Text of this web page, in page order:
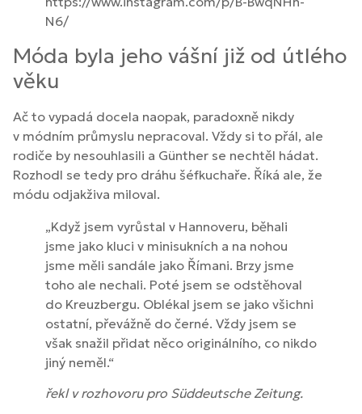
N6/
Móda byla jeho vášní již od útlého
věku
Ač to vypadá docela naopak, paradoxně nikdy
v módním průmyslu nepracoval. Vždy si to přál, ale
rodiče by nesouhlasili a Günther se nechtěl hádat.
Rozhodl se tedy pro dráhu šéfkuchaře. Říká ale, že
módu odjakživa miloval.
„Když jsem vyrůstal v Hannoveru, běhali
jsme jako kluci v minisukních a na nohou
jsme měli sandále jako Římani. Brzy jsme
toho ale nechali. Poté jsem se odstěhoval
do Kreuzbergu. Oblékal jsem se jako všichni
ostatní, převážně do černé. Vždy jsem se
však snažil přidat něco originálního, co nikdo
jiný neměl.“
řekl v rozhovoru pro Süddeutsche Zeitung.